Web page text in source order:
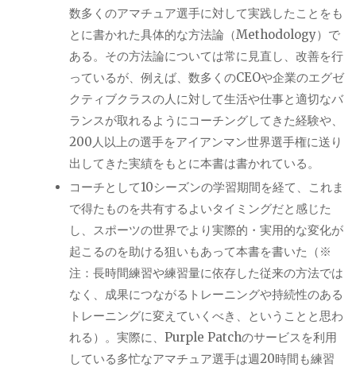
数多くのアマチュア選手に対して実践したことをも
とに書かれた具体的な方法論（Methodology）で
ある。その方法論については常に見直し、改善を行
っているが、例えば、数多くのCEOや企業のエグゼ
クティブクラスの人に対して生活や仕事と適切なバ
ランスが取れるようにコーチングしてきた経験や、
200人以上の選手をアイアンマン世界選手権に送り
出してきた実績をもとに本書は書かれている。
コーチとして10シーズンの学習期間を経て、これま
で得たものを共有するよいタイミングだと感じた
し、スポーツの世界でより実際的・実用的な変化が
起こるのを助ける狙いもあって本書を書いた（※
注：長時間練習や練習量に依存した従来の方法では
なく、成果につながるトレーニングや持続性のある
トレーニングに変えていくべき、ということと思わ
れる）。実際に、 Purple Patchのサービスを利用
している多忙なアマチュア選手は週20時間も練習